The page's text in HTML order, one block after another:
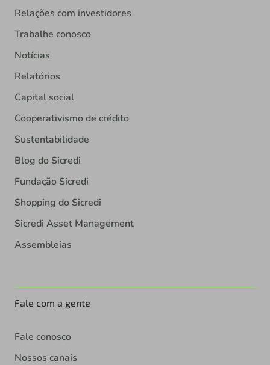
Relações com investidores
Trabalhe conosco
Notícias
Relatórios
Capital social
Cooperativismo de crédito
Sustentabilidade
Blog do Sicredi
Fundação Sicredi
Shopping do Sicredi
Sicredi Asset Management
Assembleias
Fale com a gente
Fale conosco
Nossos canais